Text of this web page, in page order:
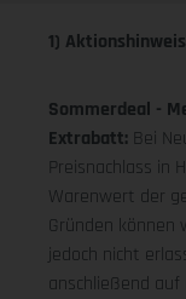
1)
Sommerdeal -
Extrabatt: Bei
Preisnachlass in
Warenwert der
Gründen können
jedoch nicht
anschließend